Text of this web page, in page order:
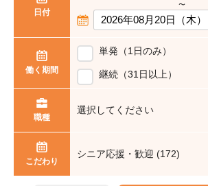
日付
〜
働く期間
単発（1日のみ）
継続（31日以上）
職種
選択してください
こだわり
シニア応援・歓迎 (172)